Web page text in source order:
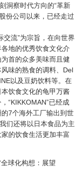
洞察时代方向的“革新
份公司以来，已经走过
交流”为宗旨，在向世界
地的优秀饮食文化介
首的众多美味而且健
味的熟食的调料、Del
以及豆奶饮料等。在
饮食文化的龟甲万酱
“KIKKOMAN”已经成
7个海外工厂输出到世
们还将以日本食品为主
的饮食生活更加丰富
球化构想：展望